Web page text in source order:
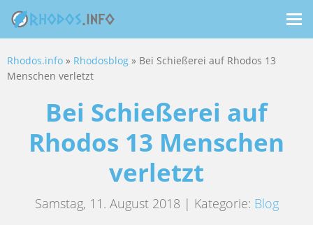
Rhodos.info » Rhodosblog » Bei Schießerei auf Rhodos 13
Menschen verletzt
Bei Schießerei auf
Rhodos 13 Menschen
verletzt
Samstag, 11. August 2018 | Kategorie: Blog